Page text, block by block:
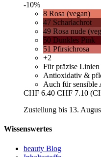
-10%
8 Rosa (vegan)
47 Scharlachrot
49 Rosa nude
50 Dunkles Pink
51 Pfirsichrosa
+2
Für präzise Linien
Antioxidativ &
Auch für sensible
CHF 6.40 CHF 7.10
Zustellung bis 13.
Wissenswertes
beauty Blog